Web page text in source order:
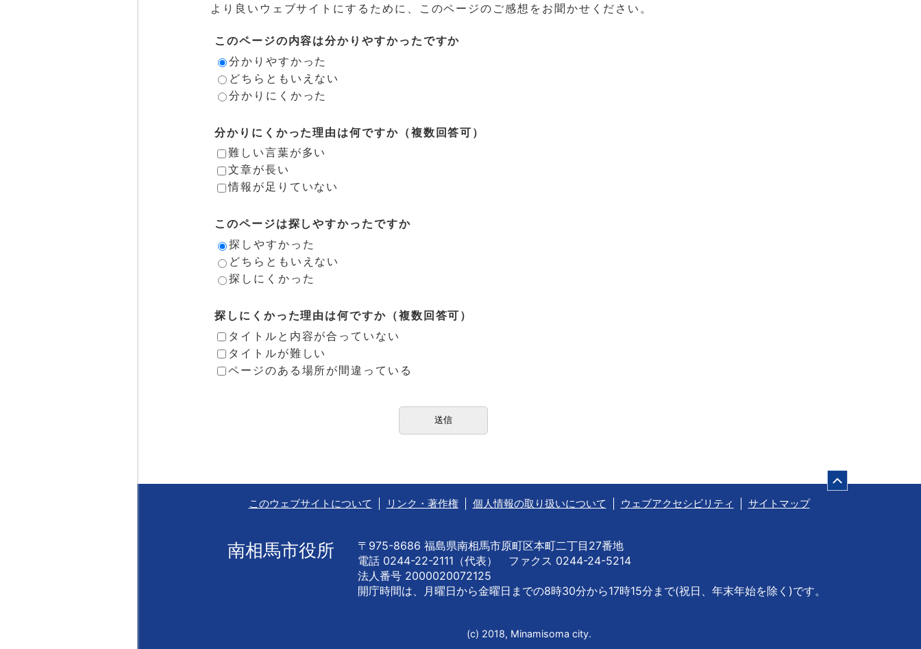
より良いウェブサイトにするために、このページのご感想をお聞かせください。
このページの内容は分かりやすかったですか
分かりやすかった
どちらともいえない
分かりにくかった
分かりにくかった理由は何ですか（複数回答可）
難しい言葉が多い
文章が長い
情報が足りていない
このページは探しやすかったですか
探しやすかった
どちらともいえない
探しにくかった
探しにくかった理由は何ですか（複数回答可）
タイトルと内容が合っていない
タイトルが難しい
ページのある場所が間違っている
このウェブサイトについて リンク・著作権 個人情報の取り扱いについて ウェブアクセシビリティ サイトマップ
南相馬市役所
〒975-8686 福島県南相馬市原町区本町二丁目27番地
電話 0244-22-2111（代表） ファクス 0244-24-5214
法人番号 2000020072125
開庁時間は、月曜日から金曜日までの8時30分から17時15分まで(祝日、年末年始を除く)です。
(c) 2018, Minamisoma city.